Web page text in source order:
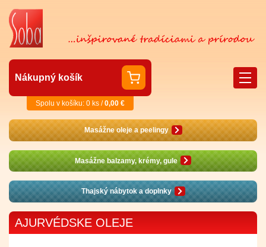
Nákupný košík
Spolu v košíku: 0 ks /0,00 €
Masážne oleje a peelingy
Masážne balzamy, krémy, gule
Thajský nábytok a doplnky
AJURVÉDSKE OLEJE